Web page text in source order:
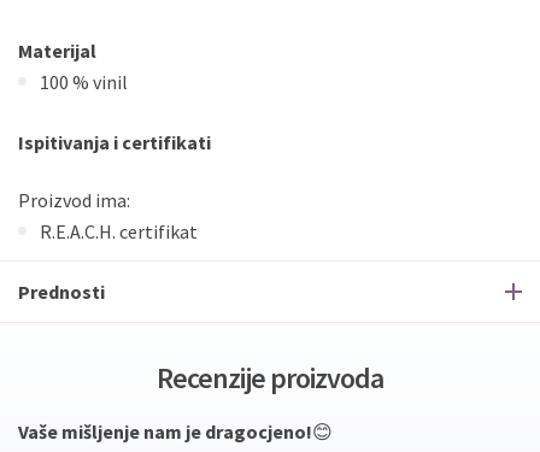
Materijal
100 % vinil
Ispitivanja i certifikati
Proizvod ima:
R.E.A.C.H. certifikat
Prednosti
Recenzije proizvoda
Vaše mišljenje nam je dragocjeno!😊